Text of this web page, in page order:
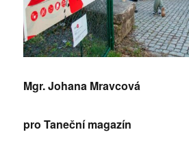
Mgr. Johana Mravcová
pro Taneční magazín